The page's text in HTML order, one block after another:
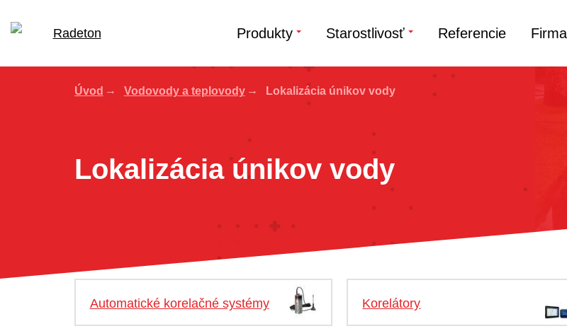
Produkty Starostlivosť Referencie Firma
Úvod Vodovody a teplovody Lokalizácia únikov vody
Lokalizácia únikov vody
Automatické korelačné systémy Korelátory